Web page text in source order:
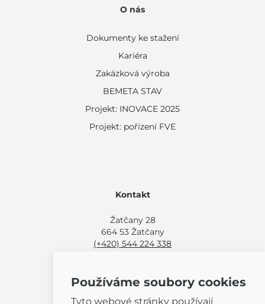
O nás
Dokumenty ke stažení
Kariéra
Zakázková výroba
BEMETA STAV
Projekt: INOVACE 2025
Projekt: pořízení FVE
Kontakt
Žatčany 28
664 53 Žatčany
(+420) 544 224 338
Další možnosti nákupu:
Najděte si prodejce poblíž.
Používáme soubory cookies
Tyto webové stránky používají